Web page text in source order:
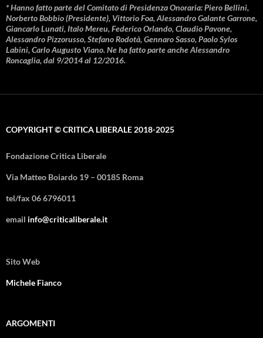
* Hanno fatto parte del Comitato di Presidenza Onoraria: Piero Bellini,
Norberto Bobbio (Presidente), Vittorio Foa, Alessandro Galante Garrone,
Giancarlo Lunati, Italo Mereu, Federico Orlando, Claudio Pavone,
Alessandro Pizzorusso, Stefano Rodotà, Gennaro Sasso, Paolo Sylos
Labini, Carlo Augusto Viano. Ne ha fatto parte anche Alessandro
Roncaglia, dal 9/2014 al 12/2016.
COPYRIGHT © CRITICA LIBERALE 2018-2025
Fondazione Critica Liberale
Via Matteo Boiardo 19 – 00185 Roma
tel/fax 06 6796011
email info@criticaliberale.it
Sito Web
Michele Fianco
ARGOMENTI